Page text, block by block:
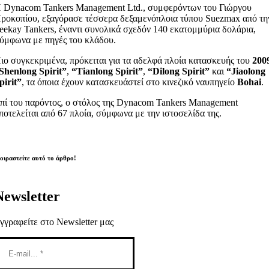
Tankers Management Ltd., συμφερόντων του Γιώργου
εξαγόρασε τέσσερα δεξαμενόπλοια τύπου Suezmax από
Tankers, έναντι συνολικά σχεδόν 140 εκατομμύρια δολάρια,
με πηγές του κλάδου.
συγκεκριμένα, πρόκειται για τα αδελφά πλοία κατασκευής του
Spirit”,“Tianlong Spirit”,“Dilong Spirit” και“Jiaolong
, τα όποια έχουν κατασκευάστεί στο κινεζικό ναυπηγείοBohai.
του παρόντος, ο στόλος της Dynacom Tankers Management
από 67 πλοία, σύμφωνα με την ιστοσελίδα της.
αυτό το άρθρο!
στο Newsletter μας